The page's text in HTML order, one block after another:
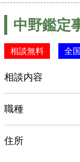
中野鑑定
相談無料 全
相談内容
職種
住所